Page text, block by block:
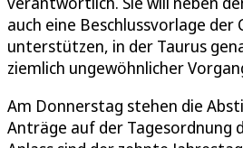
auch eine Beschlussvorlage der
unterstützen, in der Taurus
ziemlich ungewöhnlicher
Am Donnerstag stehen die
Anträge auf der Tagesordnung